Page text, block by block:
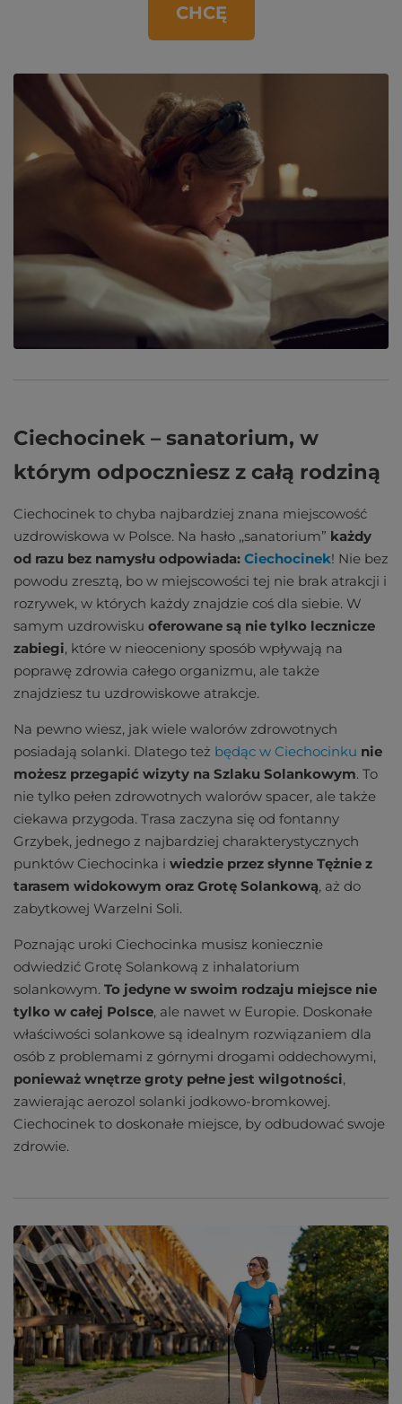
CHCĘ
Ciechocinek – sanatorium, w
którym odpoczniesz z całą rodziną
Ciechocinek to chyba najbardziej znana miejscowość
uzdrowiskowa w Polsce. Na hasło ,,sanatorium” każdy
od razu bez namysłu odpowiada: Ciechocinek! Nie bez
powodu zresztą, bo w miejscowości tej nie brak atrakcji i
rozrywek, w których każdy znajdzie coś dla siebie. W
samym uzdrowisku oferowane są nie tylko lecznicze
zabiegi, które w nieoceniony sposób wpływają na
poprawę zdrowia całego organizmu, ale także
znajdziesz tu uzdrowiskowe atrakcje.
Na pewno wiesz, jak wiele walorów zdrowotnych
posiadają solanki. Dlatego też będąc w Ciechocinku nie
możesz przegapić wizyty na Szlaku Solankowym. To
nie tylko pełen zdrowotnych walorów spacer, ale także
ciekawa przygoda. Trasa zaczyna się od fontanny
Grzybek, jednego z najbardziej charakterystycznych
punktów Ciechocinka i wiedzie przez słynne Tężnie z
tarasem widokowym oraz Grotę Solankową, aż do
zabytkowej Warzelni Soli.
Poznając uroki Ciechocinka musisz koniecznie
odwiedzić Grotę Solankową z inhalatorium
solankowym. To jedyne w swoim rodzaju miejsce nie
tylko w całej Polsce, ale nawet w Europie. Doskonałe
właściwości solankowe są idealnym rozwiązaniem dla
osób z problemami z górnymi drogami oddechowymi,
ponieważ wnętrze groty pełne jest wilgotności,
zawierając aerozol solanki jodkowo-bromkowej.
Ciechocinek to doskonałe miejsce, by odbudować swoje
zdrowie.